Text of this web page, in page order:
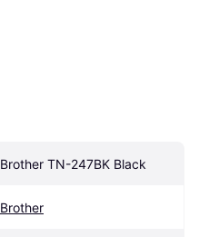
Brother TN-247BK Black
Brother